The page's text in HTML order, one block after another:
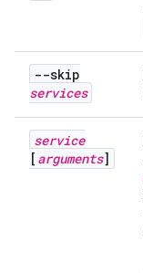
--skip
services
service
[ arguments]